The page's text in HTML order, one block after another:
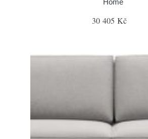
Home
30 405 Kč